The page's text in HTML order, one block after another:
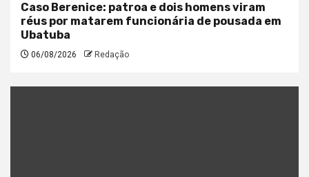
Caso Berenice: patroa e dois homens viram
réus por matarem funcionária de pousada em
Ubatuba
06/08/2026 Redação